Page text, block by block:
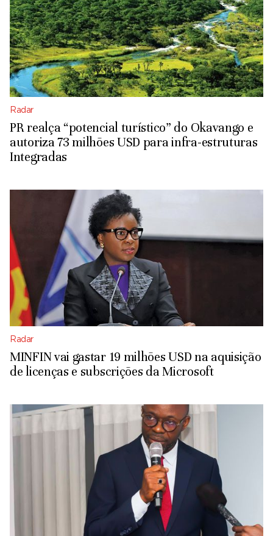
Radar
PR realça “potencial turístico” do Okavango e
autoriza 73 milhões USD para infra-estruturas
Integradas
Radar
MINFIN vai gastar 19 milhões USD na aquisição
de licenças e subscrições da Microsoft